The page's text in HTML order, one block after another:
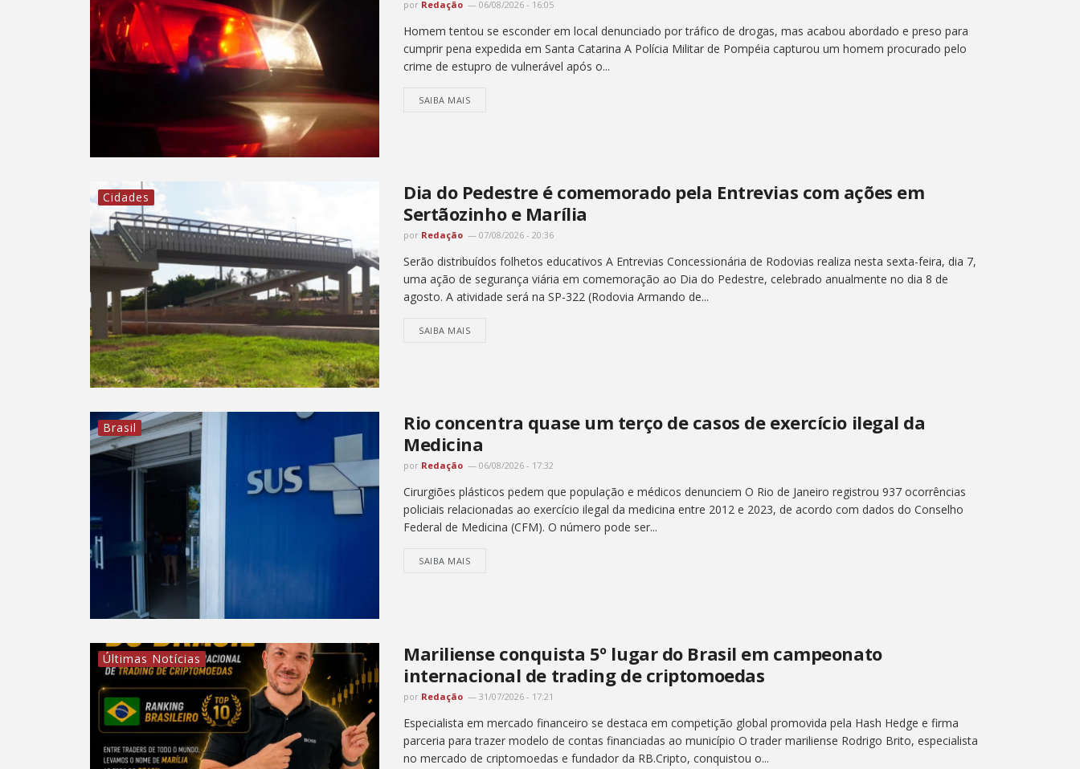
por Redação 06/08/2026 - 16:05
Homem tentou se esconder em local denunciado por tráfico de drogas, mas acabou abordado e preso para
cumprir pena expedida em Santa Catarina A Polícia Militar de Pompéia capturou um homem procurado pelo
crime de estupro de vulnerável após o...
SAIBA MAIS
Cidades
Dia do Pedestre é comemorado pela Entrevias com ações em
Sertãozinho e Marília
por Redação 07/08/2026 - 20:36
Serão distribuídos folhetos educativos A Entrevias Concessionária de Rodovias realiza nesta sexta-feira, dia 7,
uma ação de segurança viária em comemoração ao Dia do Pedestre, celebrado anualmente no dia 8 de
agosto. A atividade será na SP-322 (Rodovia Armando de...
SAIBA MAIS
Brasil
Rio concentra quase um terço de casos de exercício ilegal da
Medicina
por Redação 06/08/2026 - 17:32
Cirurgiões plásticos pedem que população e médicos denunciem O Rio de Janeiro registrou 937 ocorrências
policiais relacionadas ao exercício ilegal da medicina entre 2012 e 2023, de acordo com dados do Conselho
Federal de Medicina (CFM). O número pode ser...
SAIBA MAIS
Últimas Notícias
Mariliense conquista 5º lugar do Brasil em campeonato
internacional de trading de criptomoedas
por Redação 31/07/2026 - 17:21
Especialista em mercado financeiro se destaca em competição global promovida pela Hash Hedge e firma
parceria para trazer modelo de contas financiadas ao município O trader mariliense Rodrigo Brito, especialista
no mercado de criptomoedas e fundador da RB.Cripto, conquistou o...